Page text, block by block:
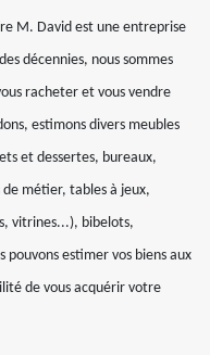
M. David est une entreprise
décennies, nous sommes
racheter et vous vendre
estimons divers meubles
et dessertes, bureaux,
métier, tables à jeux,
vitrines...), bibelots,
estimer vos biens aux
de vous acquérir votre